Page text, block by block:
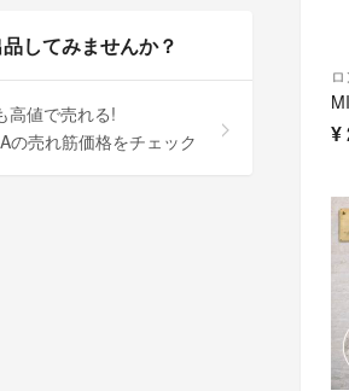
¥
してみませんか？
高値で売れる!
の売れ筋価格をチェック